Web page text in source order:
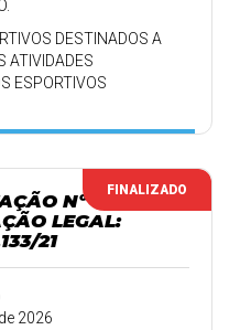
DESTINADOS A
ATIVIDADES
ESPORTIVOS
FINALIZADO
Nº
LEGAL:
21
2026